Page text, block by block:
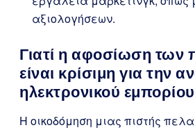
αξιολογήσεων.
Γιατί η αφοσίωση των
είναι κρίσιμη για την
ηλεκτρονικού εμπορίου
Η οικοδόμηση μιας πιστής